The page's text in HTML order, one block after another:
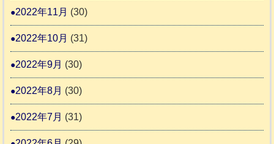
2022年11月 (30)
2022年10月 (31)
2022年9月 (30)
2022年8月 (30)
2022年7月 (31)